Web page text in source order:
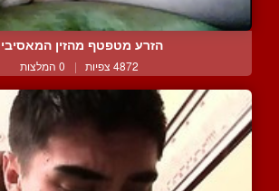
הזרע מטפטף מהזין
4872 צפיות | 0 המלצות